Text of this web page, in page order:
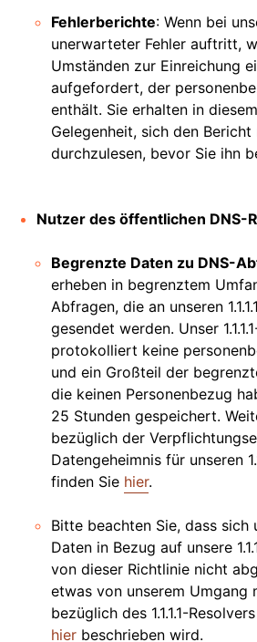
Fehlerberichte: Wenn bei
unerwarteter Fehler auftritt,
Umständen zur Einreichung
aufgefordert, der
enthält. Sie erhalten in
Gelegenheit, sich den Bericht
durchzulesen, bevor Sie ihn
Nutzer des öffentlichen DNS-
Begrenzte Daten zu DNS-
erheben in begrenztem
Abfragen, die an unseren
gesendet werden. Unser
protokolliert keine
und ein Großteil der
die keinen Personenbezug
25 Stunden gespeichert.
bezüglich der
Datengeheimnis für unseren
finden Sie hier.
Bitte beachten Sie, dass sich
Daten in Bezug auf unsere
von dieser Richtlinie nicht
etwas von unserem Umgang
bezüglich des 1.1.1.1-
hier beschrieben wird.